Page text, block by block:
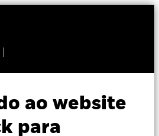
ao website
para
15-30yr